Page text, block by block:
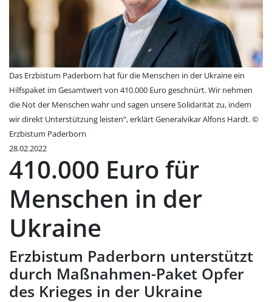
Das Erzbistum Paderborn hat für die Menschen in der Ukraine ein
Hilfspaket im Gesamtwert von 410.000 Euro geschnürt. Wir nehmen
die Not der Menschen wahr und sagen unsere Solidarität zu, indem
wir direkt Unterstützung leisten“, erklärt Generalvikar Alfons Hardt. ©
Erzbistum Paderborn
28.02.2022
410.000 Euro für
Menschen in der
Ukraine
Erzbistum Paderborn unterstützt
durch Maßnahmen-Paket Opfer
des Krieges in der Ukraine